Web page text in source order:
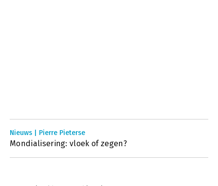
Nieuws | Pierre Pieterse
Mondialisering: vloek of zegen?